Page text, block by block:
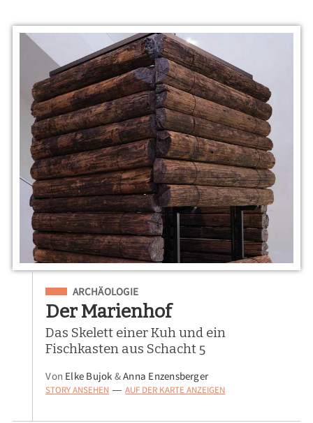
Eingeordnet unter
ARCHÄOLOGIE
Der Marienhof
Das Skelett einer Kuh und ein
Fischkasten aus Schacht 5
Von Elke Bujok &Anna Enzensberger
STORY ANSEHEN — AUF DER KARTE ANZEIGEN